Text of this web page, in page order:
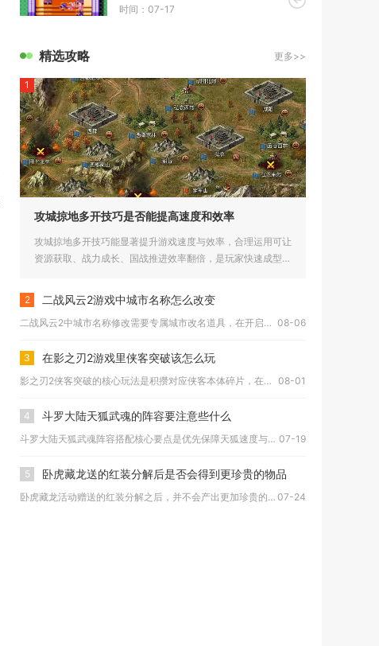
时间：07-17
精选攻略 更多>>
1
攻城掠地多开技巧是否能提高速度和效率
攻城掠地多开技巧能显著提升游戏速度与效率，合理运用可让
资源获取、战力成长、国战推进效率翻倍，是玩家快速成型的
2 二战风云2游戏中城市名称怎么改变
二战风云2中城市名称修改需要专属城市改名道具，在开启内政玩法... 08-06
3 在影之刃2游戏里侠客突破该怎么玩
影之刃2侠客突破的核心玩法是积攒对应侠客本体碎片，在英雄面板... 08-01
4 斗罗大陆天狐武魂的阵容要注意些什么
斗罗大陆天狐武魂阵容搭配核心要点是优先保障天狐速度与效果命中... 07-19
5 卧虎藏龙送的红装分解后是否会得到更珍贵的物品
卧虎藏龙活动赠送的红装分解之后，并不会产出更加珍贵的稀有道具... 07-24